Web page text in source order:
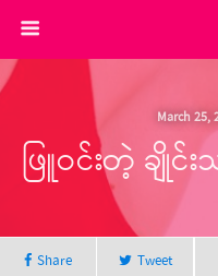
March 25,
ဖြူဝင်းတဲ့ ချိုင်
Share Tweet